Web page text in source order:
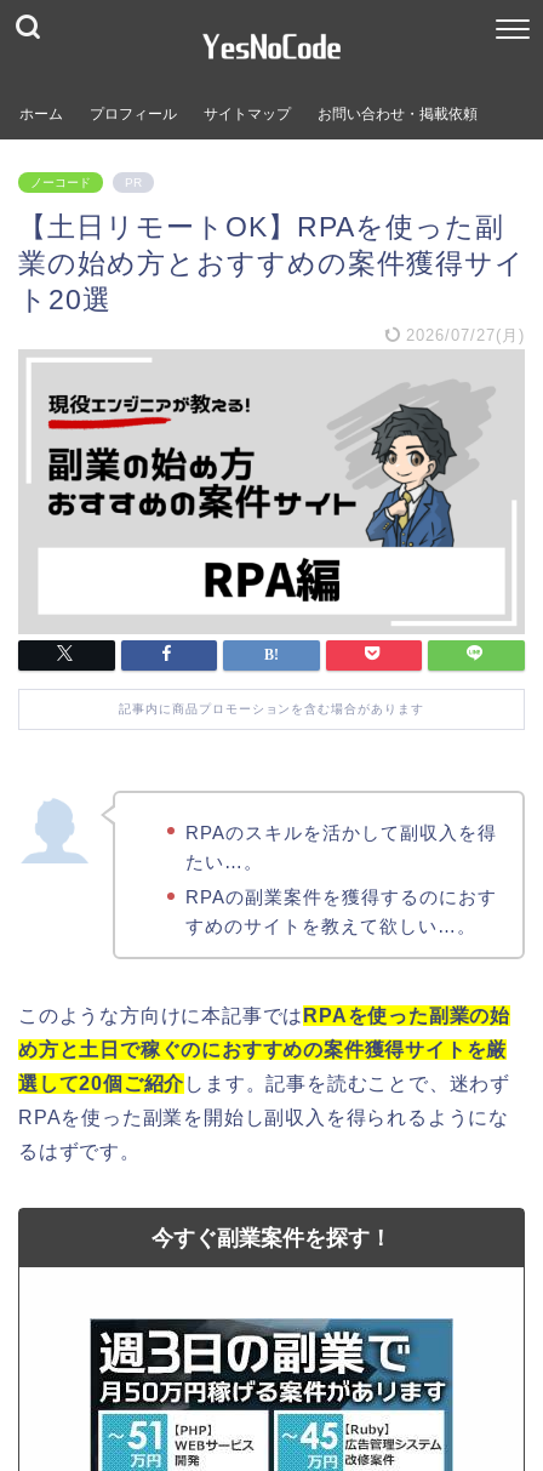
ホーム プロフィール サイトマップ お問い合わせ・掲載依頼
ノーコード PR
【土日リモートOK】RPAを使った副
業の始め方とおすすめの案件獲得サイ
ト20選
2026/07/27(月)
記事内に商品プロモーションを含む場合があります
RPAのスキルを活かして副収入を得
たい…。
RPAの副業案件を獲得するのにおす
すめのサイトを教えて欲しい…。
このような方向けに本記事では RPAを使った副業の始
め方と土日で稼ぐのにおすすめの案件獲得サイトを厳
選して20個ご紹介 します。記事を読むことで、迷わず
RPAを使った副業を開始し副収入を得られるようにな
るはずです。
今すぐ副業案件を探す！